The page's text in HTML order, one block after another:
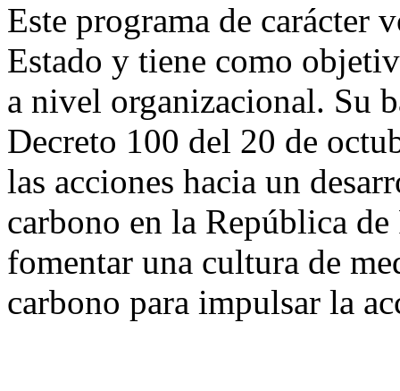
Este programa de carácter
Estado y tiene como
a nivel organizacional. Su
Decreto 100 del 20 de
las acciones hacia un
carbono en la República
fomentar una cultura de
carbono para impulsar la